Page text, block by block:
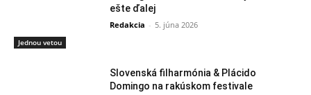
Jednou vetou
ešte ďalej
Redakcia - 5. júna 2026
Slovenská filharmónia & Plácido
Domingo na rakúskom festivale